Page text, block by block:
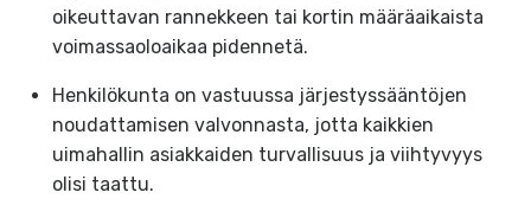
oikeuttavan rannekkeen tai kortin määräaikaista
voimassaoloaikaa pidennetä.
Henkilökunta on vastuussa järjestyssääntöjen
noudattamisen valvonnasta, jotta kaikkien
uimahallin asiakkaiden turvallisuus ja viihtyvyys
olisi taattu.